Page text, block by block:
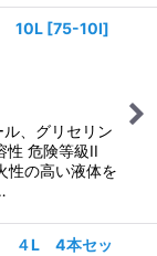
10L [75-10l]
、グリセリン
性 危険等級II
性の高い液体を
４L 4本セッ